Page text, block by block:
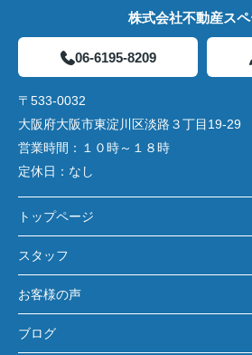
株式会社不動産ス
06-6195-8209
〒533-0032
大阪府大阪市東淀川区淡路３丁目19-29
営業時間： １０時～１８時
定休日： なし
トップページ
スタッフ
お客様の声
ブログ